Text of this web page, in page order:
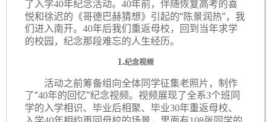
了入学40年纪念活动。 40年前，伴随恢复高考的喜
悦和徐迟的《哥德巴赫猜想》引起的“陈景润热”，我
们进入南开。 40年后我们重返母校，回到当年求学
的校园，纪念那段难忘的人生经历。
1.纪念视频
活动之前筹备组向全体同学征集老照片，制作
了“40年的回忆”纪念视频。视频展现了全系3个班同
学的入学相识、毕业后相聚、毕业30年重返母校、